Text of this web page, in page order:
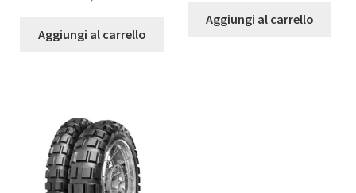
Aggiungi al carrello
Aggiungi al carrello